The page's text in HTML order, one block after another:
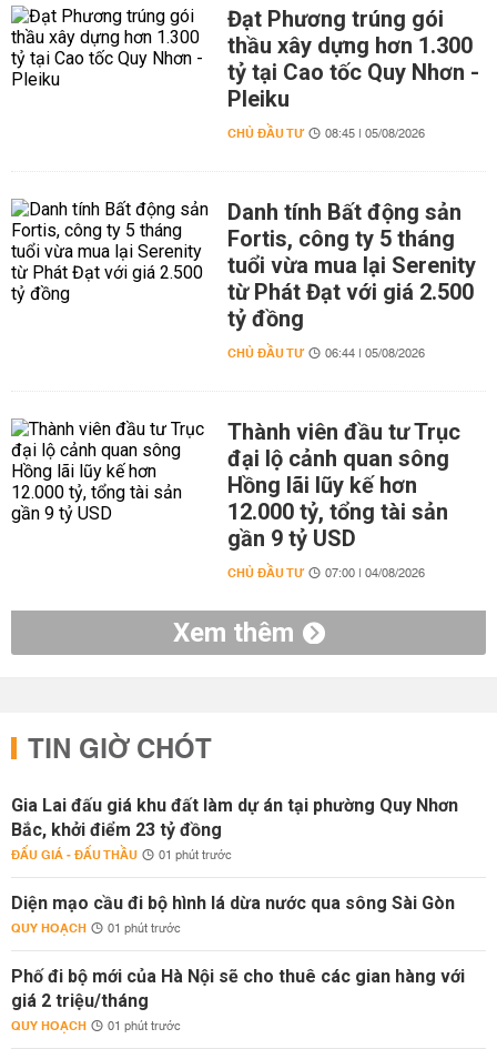
Đạt Phương trúng gói
thầu xây dựng hơn 1.300
tỷ tại Cao tốc Quy Nhơn -
Pleiku
CHỦ ĐẦU TƯ 08:45 | 05/08/2026
Danh tính Bất động sản
Fortis, công ty 5 tháng
tuổi vừa mua lại Serenity
từ Phát Đạt với giá 2.500
tỷ đồng
CHỦ ĐẦU TƯ 06:44 | 05/08/2026
Thành viên đầu tư Trục
đại lộ cảnh quan sông
Hồng lãi lũy kế hơn
12.000 tỷ, tổng tài sản
gần 9 tỷ USD
CHỦ ĐẦU TƯ 07:00 | 04/08/2026
Xem thêm
TIN GIỜ CHÓT
Gia Lai đấu giá khu đất làm dự án tại phường Quy Nhơn
Bắc, khởi điểm 23 tỷ đồng
ĐẤU GIÁ - ĐẤU THẦU 01 phút trước
Diện mạo cầu đi bộ hình lá dừa nước qua sông Sài Gòn
QUY HOẠCH 01 phút trước
Phố đi bộ mới của Hà Nội sẽ cho thuê các gian hàng với
giá 2 triệu/tháng
QUY HOẠCH 01 phút trước